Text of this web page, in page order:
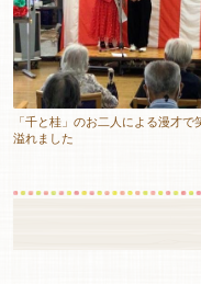
「千と桂」のお二人による漫才で
溢れました